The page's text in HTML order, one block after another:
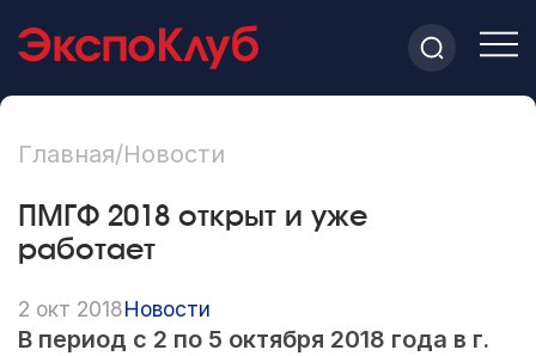
Главная/Новости
ПМГФ 2018 открыт и уже
работает
2 окт 2018Новости
В период с 2 по 5 октября 2018 года в г.